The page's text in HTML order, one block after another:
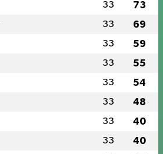
33 73
33 69
33 59
33 55
33 54
33 48
33 40
33 40